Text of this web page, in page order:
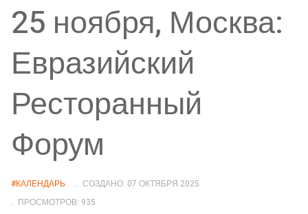
25 ноября, Москва:
Евразийский
Ресторанный
Форум
#КАЛЕНДАРЬ
СОЗДАНО: 07 ОКТЯБРЯ 2025
ПРОСМОТРОВ: 935